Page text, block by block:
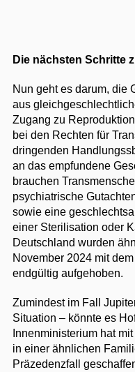
Die nächsten Schritte
Nun geht es darum, die
aus
Zugang zu
bei den Rechten für
dringenden
an das empfundene
brauchen
psychiatrische
sowie eine
einer Sterilisation oder
Deutschland wurden
November 2024 mit
endgültig aufgehoben.
Zumindest im Fall
Situation – könnte es
Innenministerium hat
in einer ähnlichen
Präzedenzfall